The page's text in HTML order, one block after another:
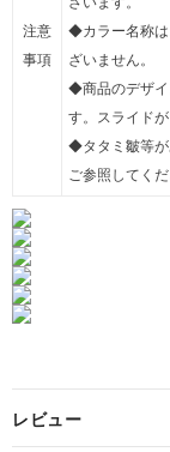
注意
事項
◆カラー名称は
ざいません。
◆商品のデザイ
す。スライド
◆タタミ皺等が
ご参照してくだ
レビュー